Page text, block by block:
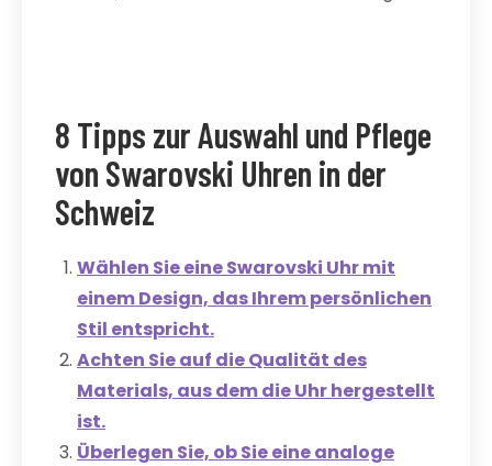
8 Tipps zur Auswahl und Pflege
von Swarovski Uhren in der
Schweiz
Wählen Sie eine Swarovski Uhr mit
einem Design, das Ihrem persönlichen
Stil entspricht.
Achten Sie auf die Qualität des
Materials, aus dem die Uhr hergestellt
ist.
Überlegen Sie, ob Sie eine analoge